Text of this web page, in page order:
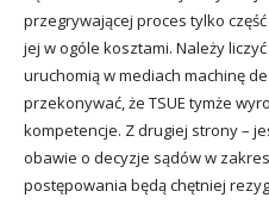
przegrywającej proces tylko
jej w ogóle kosztami. Należy
uruchomią w mediach machinę
przekonywać, że TSUE tymże
kompetencje. Z drugiej strony –
obawie o decyzje sądów w
postępowania będą chętniej